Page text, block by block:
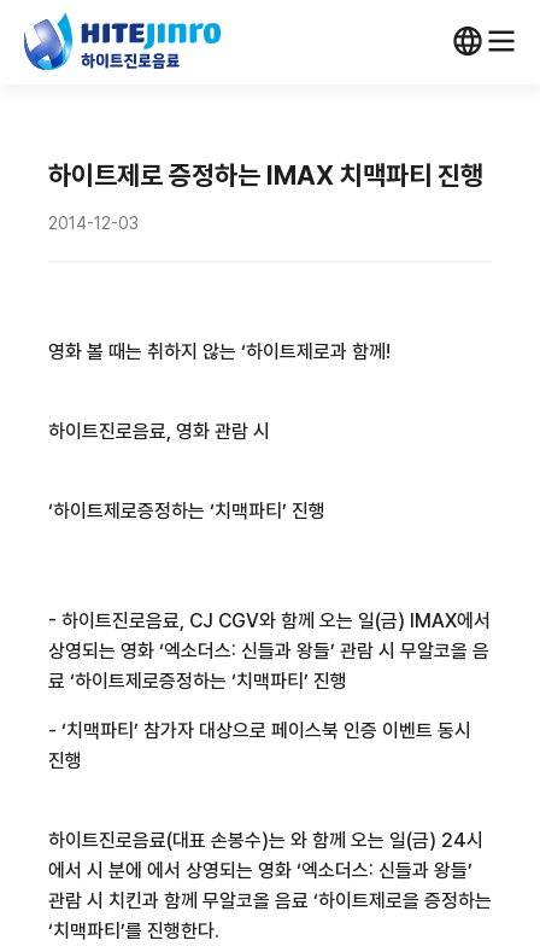
하이트제로 증정하는 IMAX 치맥파티 진행
2014-12-03
영화 볼 때는 취하지 않는 ‘하이트제로과 함께 !
하이트진로음료, 영화 관람 시
‘하이트제로증정하는 ‘치맥파티 ’ 진행
- 하이트진로음료, CJ CGV와 함께 오는 일(금) IMAX에서
상영되는 영화 ‘엑소더스: 신들과 왕들’ 관람 시 무알코올 음
료 ‘하이트제로증정하는 ‘치맥파티 ’ 진행
- ‘치맥파티 ’ 참가자 대상으로 페이스북 인증 이벤트 동시
진행
하이트진로음료(대표 손봉수)는 와 함께 오는 일(금) 24시
에서 시 분에 에서 상영되는 영화 ‘엑소더스: 신들과 왕들’
관람 시 치킨과 함께 무알코올 음료 ‘하이트제로을 증정하는
‘치맥파티 ’를 진행한다.